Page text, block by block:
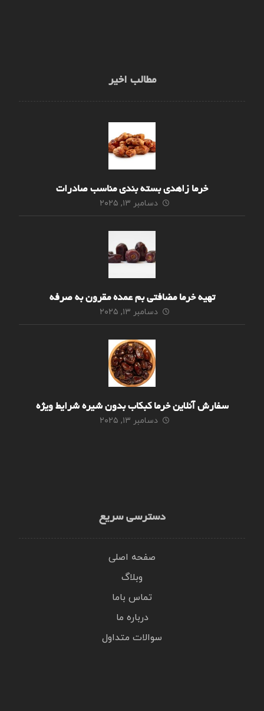
مطالب اخیر
خرما زاهدی بسته بندی مناسب صادرات
دسامبر ۱۳, ۲۰۲۵
تهیه خرما مضافتی بم عمده مقرون به صرفه
دسامبر ۱۳, ۲۰۲۵
سفارش آنلاین خرما کبکاب بدون شیره شرایط ویژه
دسامبر ۱۳, ۲۰۲۵
دسترسی سریع
صفحه اصلی
وبلاگ
تماس باما
درباره ما
سوالات متداول